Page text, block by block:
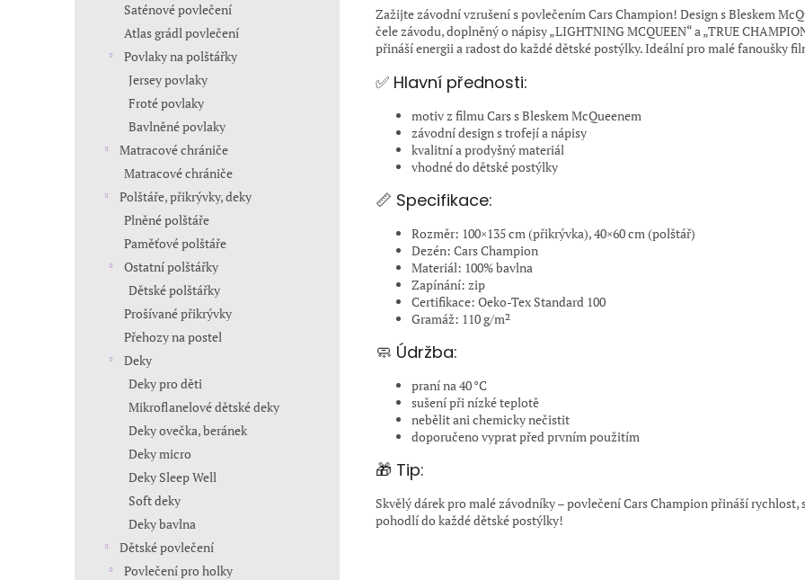
Saténové povlečení
Atlas grádl povlečení
Povlaky na polštářky
Jersey povlaky
Froté povlaky
Bavlněné povlaky
Matracové chrániče
Matracové chrániče
Polštáře, přikrývky, deky
Plněné polštáře
Paměťové polštáře
Ostatní polštářky
Dětské polštářky
Prošívané přikrývky
Přehozy na postel
Deky
Deky pro děti
Mikroflanelové dětské deky
Deky ovečka, beránek
Deky micro
Deky Sleep Well
Soft deky
Deky bavlna
Dětské povlečení
Povlečení pro holky
Zažijte závodní vzrušení s povlečením Cars Champion! Design s Bleskem
čele závodu, doplněný o nápisy „LIGHTNING MCQUEEN“ a „TRUE
přináší energii a radost do každé dětské postýlky. Ideální pro malé fanoušky
✅ Hlavní přednosti:
motiv z filmu Cars s Bleskem McQueenem
závodní design s trofejí a nápisy
kvalitní a prodyšný materiál
vhodné do dětské postýlky
📏 Specifikace:
Rozměr: 100×135 cm (přikrývka), 40×60 cm (polštář)
Dezén: Cars Champion
Materiál: 100% bavlna
Zapínání: zip
Certifikace: Oeko-Tex Standard 100
Gramáž: 110 g/m²
🧼 Údržba:
praní na 40 °C
sušení při nízké teplotě
nebělit ani chemicky nečistit
doporučeno vyprat před prvním použitím
🎁 Tip:
Skvělý dárek pro malé závodníky – povlečení Cars Champion přináší rychlost,
pohodlí do každé dětské postýlky!